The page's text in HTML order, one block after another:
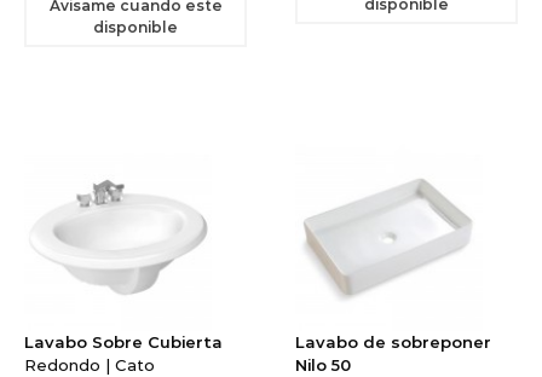
Avisame cuando este
disponible
disponible
Lavabo Sobre Cubierta
Redondo | Cato
Lavabo de sobreponer
Nilo 50